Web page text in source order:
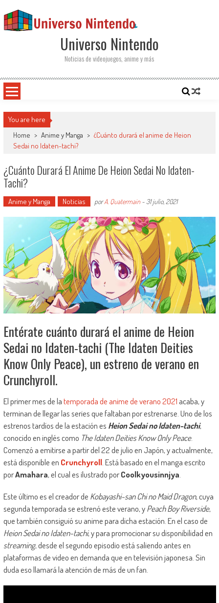
Universo Nintendo
Noticias de videojuegos, anime y más
You are here
Home > Anime y Manga > ¿Cuánto durará el anime de Heion
Sedai no Idaten-tachi?
¿Cuánto Durará El Anime De Heion Sedai No Idaten-
Tachi?
Anime y Manga Noticias porA. Quatermain- 31 julio, 2021
Entérate cuánto durará el anime de Heion
Sedai no Idaten-tachi (The Idaten Deities
Know Only Peace), un estreno de verano en
Crunchyroll.
El primer mes de latemporada de anime de verano 2021 acaba, y
terminan de llegar las series que faltaban por estrenarse. Uno de los
estrenos tardíos de la estación es Heion Sedai no Idaten-tachi,
conocido en inglés como The Idaten Deities Know Only Peace.
Comenzó a emitirse a partir del 22 de julio en Japón, y actualmente,
está disponible en Crunchyroll. Está basado en el manga escrito
porAmahara, el cual es ilustrado porCoolkyousinnjya
Este último es el creador de Kobayashi-san Chi no Maid Dragon, cuya
segunda temporada se estrenó este verano, yPeach Boy Riverside,
que también consiguió su anime para dicha estación. En el caso de
Heion Sedai no Idaten-tachi, y para promocionar su disponibilidad en
streaming, desde el segundo episodio está saliendo antes en
plataformas de video en demanda que en televisión japonesa. Sin
duda eso llamará la atención de más de un fan.